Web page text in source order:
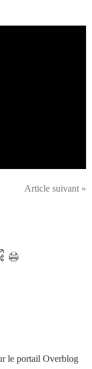
Article suivant »
le portail Overblog